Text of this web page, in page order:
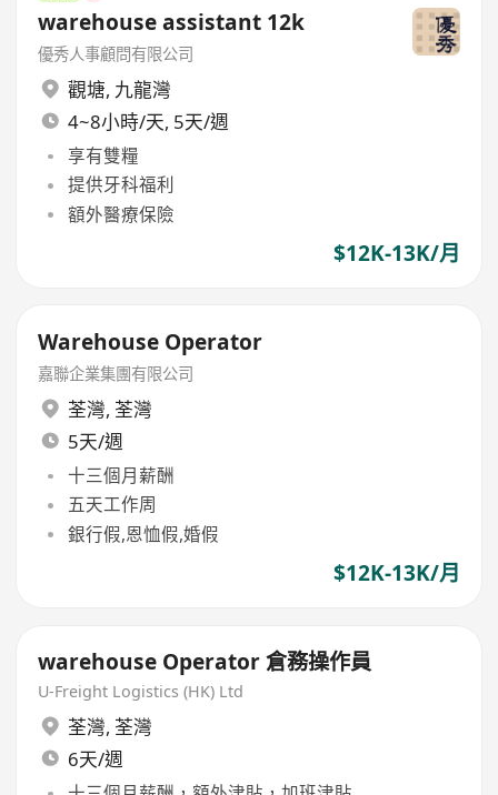
warehouse assistant 12k
優秀人事顧問有限公司
觀塘, 九龍灣
4~8小時/天, 5天/週
享有雙糧
提供牙科福利
額外醫療保險
$12K-13K/月
Warehouse Operator
嘉聯企業集團有限公司
荃灣, 荃灣
5天/週
十三個月薪酬
五天工作周
銀行假,恩恤假,婚假
$12K-13K/月
warehouse Operator 倉務操作員
U-Freight Logistics (HK) Ltd
荃灣, 荃灣
6天/週